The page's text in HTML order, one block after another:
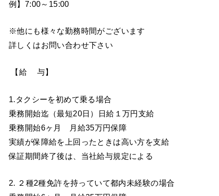
例】7:00～15:00
※他にも様々な勤務時間がございます
詳しくはお問い合わせ下さい
【給 与】
1.タクシーを初めて乗る場合
乗務開始迄（最短20日）日給１万円支給
乗務開始6ヶ月 月給35万円保障
実績が保障給を上回ったときは高い方を支給
保証期間終了後は、当社給与規定による
2. ２種2種免許を持っていて都内未経験の場合